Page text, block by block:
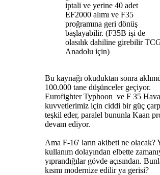
iptali ve yerine 40 adet
EF2000 alımı ve F35
proğramına geri dönüş
başlayabilir. (F35B işi de
olasılık dahiline girebilir
Anadolu için)
Bu kaynağı okuduktan sonra
100.000 tane düşünceler geçiyor.
Eurofighter Typhoon ve F 35 Hava
kuvvetlerimiz için ciddi bir güç
teşkil eder, paralel bununla Kaan
devam ediyor.
Ama F-16' ların akibeti ne olacak?
kullanım dolayından elbette
yıprandığılar gövde açısından.
kısmı modernize edilir ya gerisi?